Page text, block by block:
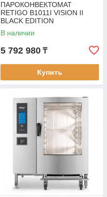
ПАРОКОНВЕКТОМАТ
RETIGO B1011I VISION II
BLACK EDITION
В наличии
5 792 980 ₸
Купить